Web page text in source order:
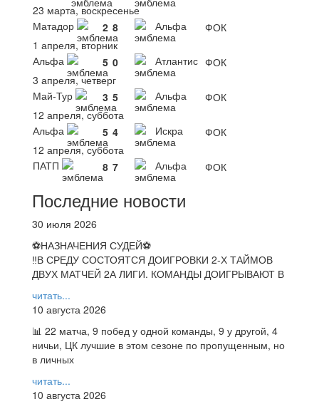
23 марта, воскресенье
Матадор
2 8 Альфа
ФОК
1 апреля, вторник
Альфа
5 0 Атлантис ФОК
3 апреля, четверг
Май-Тур
3 5 Альфа
ФОК
12 апреля, суббота
Альфа
5 4 Искра
ФОК
12 апреля, суббота
ПАТП
8 7 Альфа ФОК
Последние новости
30 июля 2026
⚽НАЗНАЧЕНИЯ СУДЕЙ⚽
‼В СРЕДУ СОСТОЯТСЯ ДОИГРОВКИ 2-Х ТАЙМОВ
ДВУХ МАТЧЕЙ 2А ЛИГИ. КОМАНДЫ ДОИГРЫВАЮТ В
читать...
10 августа 2026
📊 22 матча, 9 побед у одной команды, 9 у другой, 4
ничьи, ЦК лучшие в этом сезоне по пропущенным, но
в личных
читать...
10 августа 2026